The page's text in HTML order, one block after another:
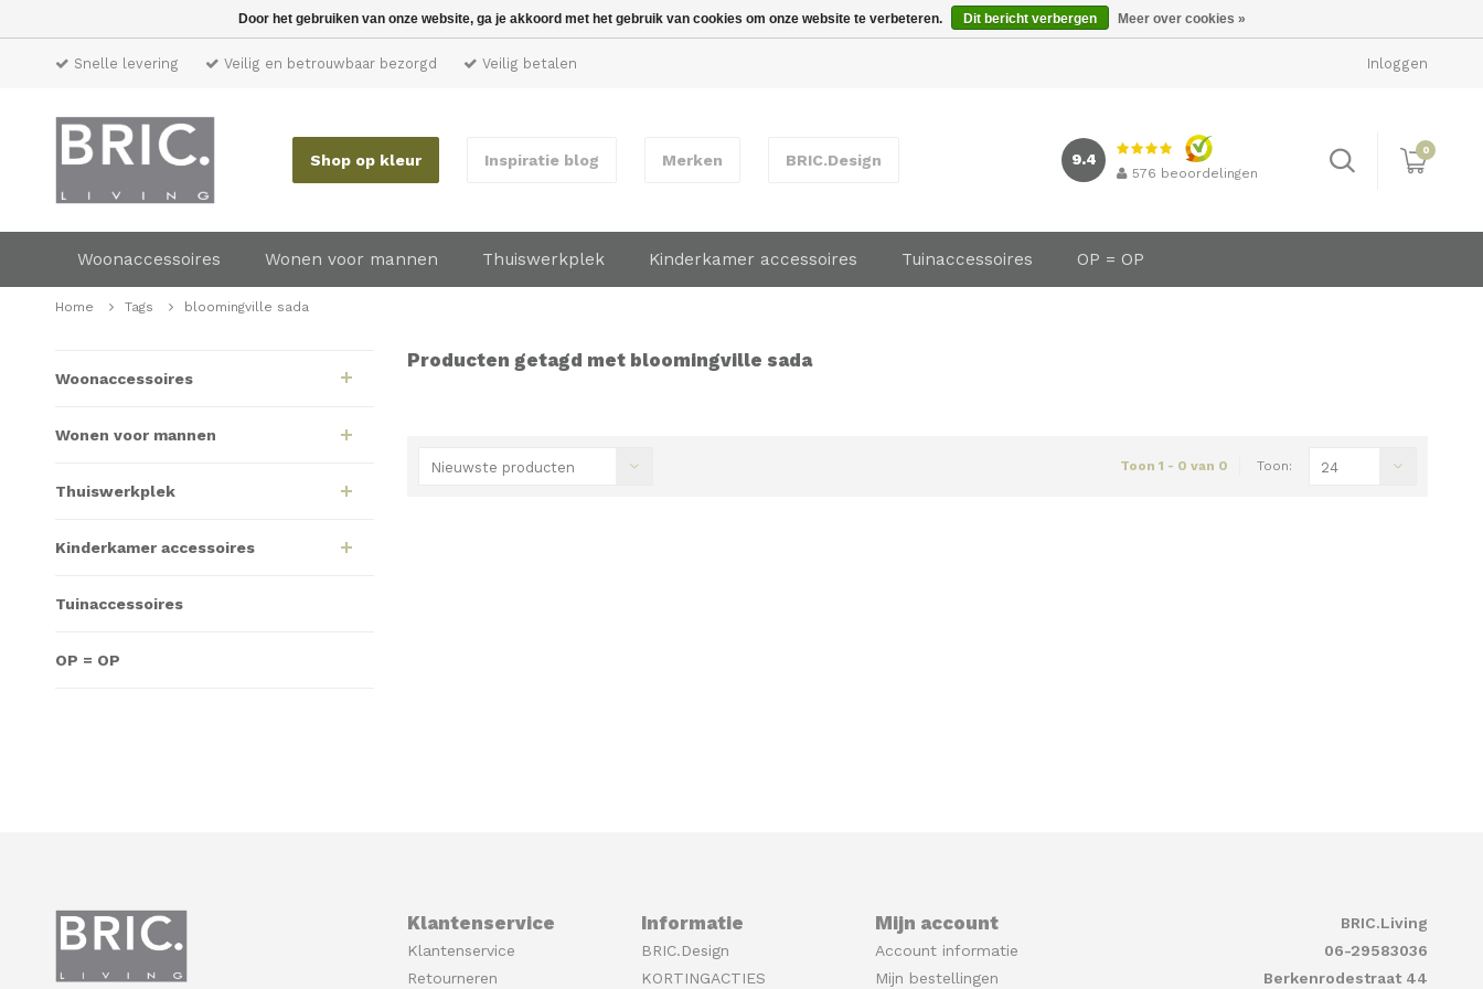
Snelle levering Veilig en betrouwbaar bezorgd Veilig betalen Inloggen
Shop op kleur Inspiratie blog Merken BRIC.Design 9.4
576 beoordelingen
0
Woonaccessoires Wonen voor mannen Thuiswerkplek Kinderkamer accessoires Tuinaccessoires OP = OP
Home Tags bloomingville sada
Woonaccessoires
Wonen voor mannen
Thuiswerkplek
Kinderkamer accessoires
Tuinaccessoires
OP = OP
Producten getagd met bloomingville sada
Nieuwste producten Toon 1 - 0 van 0 Toon: 24
Klantenservice
Klantenservice
Retourneren
Informatie
BRIC.Design
KORTINGACTIES
Mijn account
Account informatie
Mijn bestellingen
BRIC.Living
06-29583036
Berkenrodestraat 44
Door het gebruiken van onze website, ga je akkoord met het gebruik van cookies om onze website te verbeteren. Dit bericht verbergen Meer over cookies »